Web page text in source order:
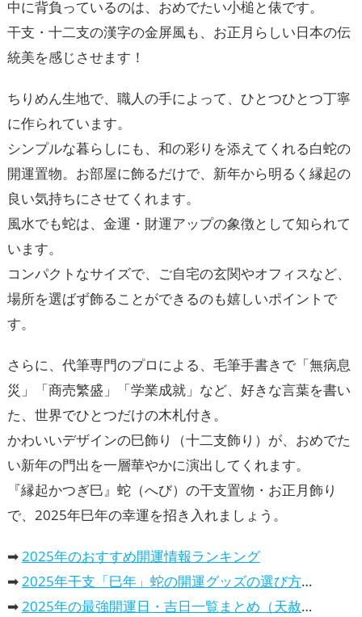
中に背負っているのは、おめでたい小槌と俵です。
干支・十二支の漢字の金屏風も、お正月らしい日本の伝
統美を感じさせます！
ちりめん生地で、職人の手によって、ひとつひとつ丁寧
に作られています。
シンプルな暮らしにも、和の彩りを添えてくれる白蛇の
開運置物。お部屋に飾るだけで、新年から明るく縁起の
良い気持ちにさせてくれます。
風水でも蛇は、金運・財運アップの象徴として知られて
います。
コンパクトなサイズで、ご自宅の玄関やオフィスなど、
場所を選ばず飾ることができるのも嬉しいポイントで
す。
さらに、代筆専門のプロによる、毛筆手書きで「無病息
災」「商売繁盛」「学業成就」など、好きな言葉を書い
た、世界でひとつだけの木札付き。
かわいいデザインの巳飾り（十二支飾り）が、おめでた
い新年の門出を一層華やかに演出してくれます。
『縁起かつぎ巳』蛇（へび）の干支置物・お正月飾り
で、2025年巳年の幸運を招き入れましょう。
➡2025年のおすすめ開運情報ランキング
➡2025年干支「巳年」蛇の開運グッズの選び方、意味と効果と活用法
➡2025年の最強開運日・吉日一覧まとめ（天赦日・一粒万倍日…）